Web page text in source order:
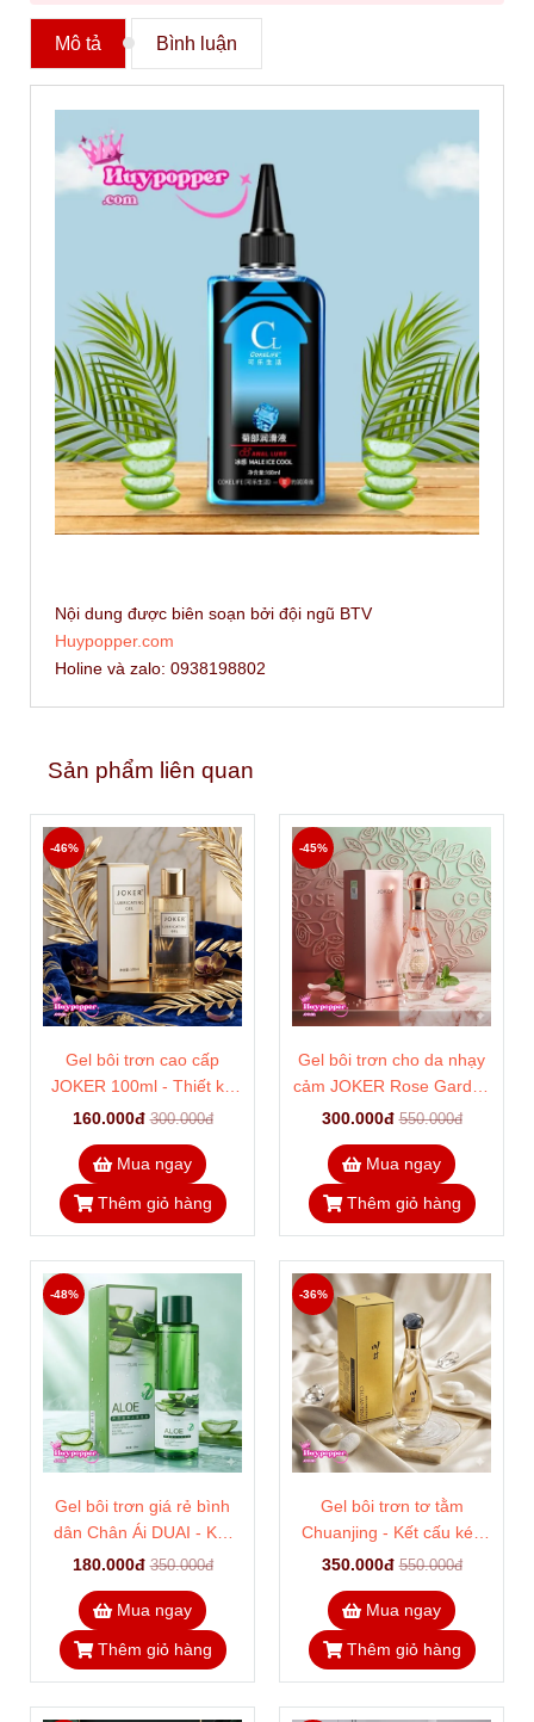
Mô tả Bình luận
Nội dung được biên soạn bởi đội ngũ BTV
Huypopper.com
Holine và zalo: 0938198802
Sản phẩm liên quan
Gel bôi trơn cao cấp
JOKER 100ml - Thiết kế
nhỏ gọn tiện lợi, chống
160.000đ 300.000đ
-46%
Mua ngay
Thêm giỏ hàng
Gel bôi trơn cho da nhạy
cảm JOKER Rose Garden
- Cân bằng pH vùng kín,
300.000đ 550.000đ
-45%
Mua ngay
Thêm giỏ hàng
Gel bôi trơn giá rẻ bình
dân Chân Ái DUAI - Kết
cấu mượt và trơn, siêu lâu
180.000đ 350.000đ
-48%
Mua ngay
Thêm giỏ hàng
Gel bôi trơn tơ tằm
Chuanjing - Kết cấu kéo
sợi smooth mượt mà, kích
350.000đ 550.000đ
-36%
Mua ngay
Thêm giỏ hàng